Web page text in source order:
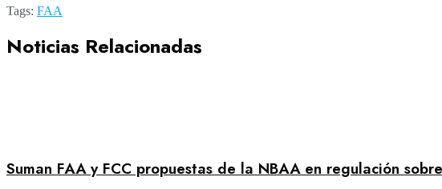
Tags: FAA
Noticias Relacionadas
Suman FAA y FCC propuestas de la NBAA en regulación